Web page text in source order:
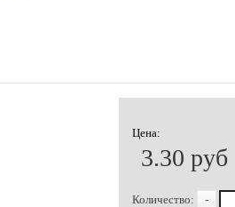
Цена:
3.30 руб
Количество: -